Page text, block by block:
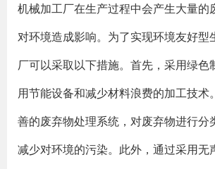
机械加工厂在生产过程中会产生大量的
对环境造成影响。为了实现环境友好型
厂可以采取以下措施。首先，采用绿色
用节能设备和减少材料浪费的加工技术
善的废弃物处理系统，对废弃物进行分
减少对环境的污染。此外，通过采用无